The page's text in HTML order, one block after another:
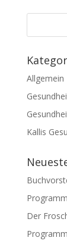
Allgemein
Kallis
Der